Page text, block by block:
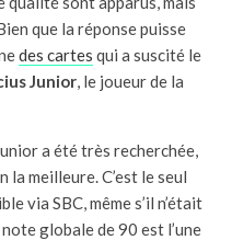
que la réponse puisse
des cartes qui a suscité le
Junior, le joueur de la
a été très recherchée,
la meilleure. C’est le seul
via SBC, même s’il n’était
globale de 90 est l’une